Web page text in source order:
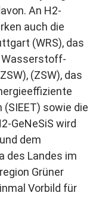
An H2-
auch die
(WRS), das
Wasserstoff-
(ZSW), das
sowie die
GeNeSiS wird
dem
des Landes im
Grüner
Vorbild für